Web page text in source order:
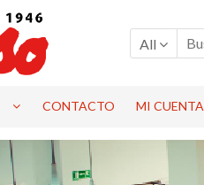
All
CONTACTO MI CUENTA